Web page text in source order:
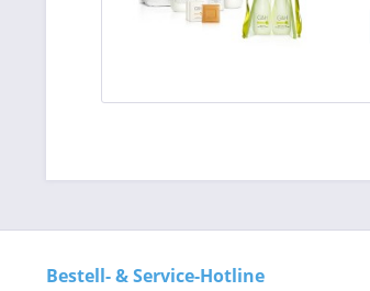
Bestell- & Service-Hotline